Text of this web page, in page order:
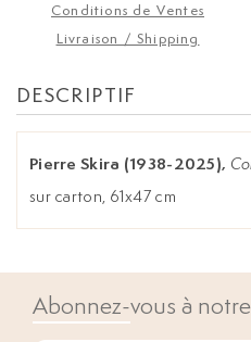
Conditions de Ventes
Livraison / Shipping
DESCRIPTIF
Pierre Skira (1938-2025),
sur carton, 61x47 cm
Abonnez-vous à